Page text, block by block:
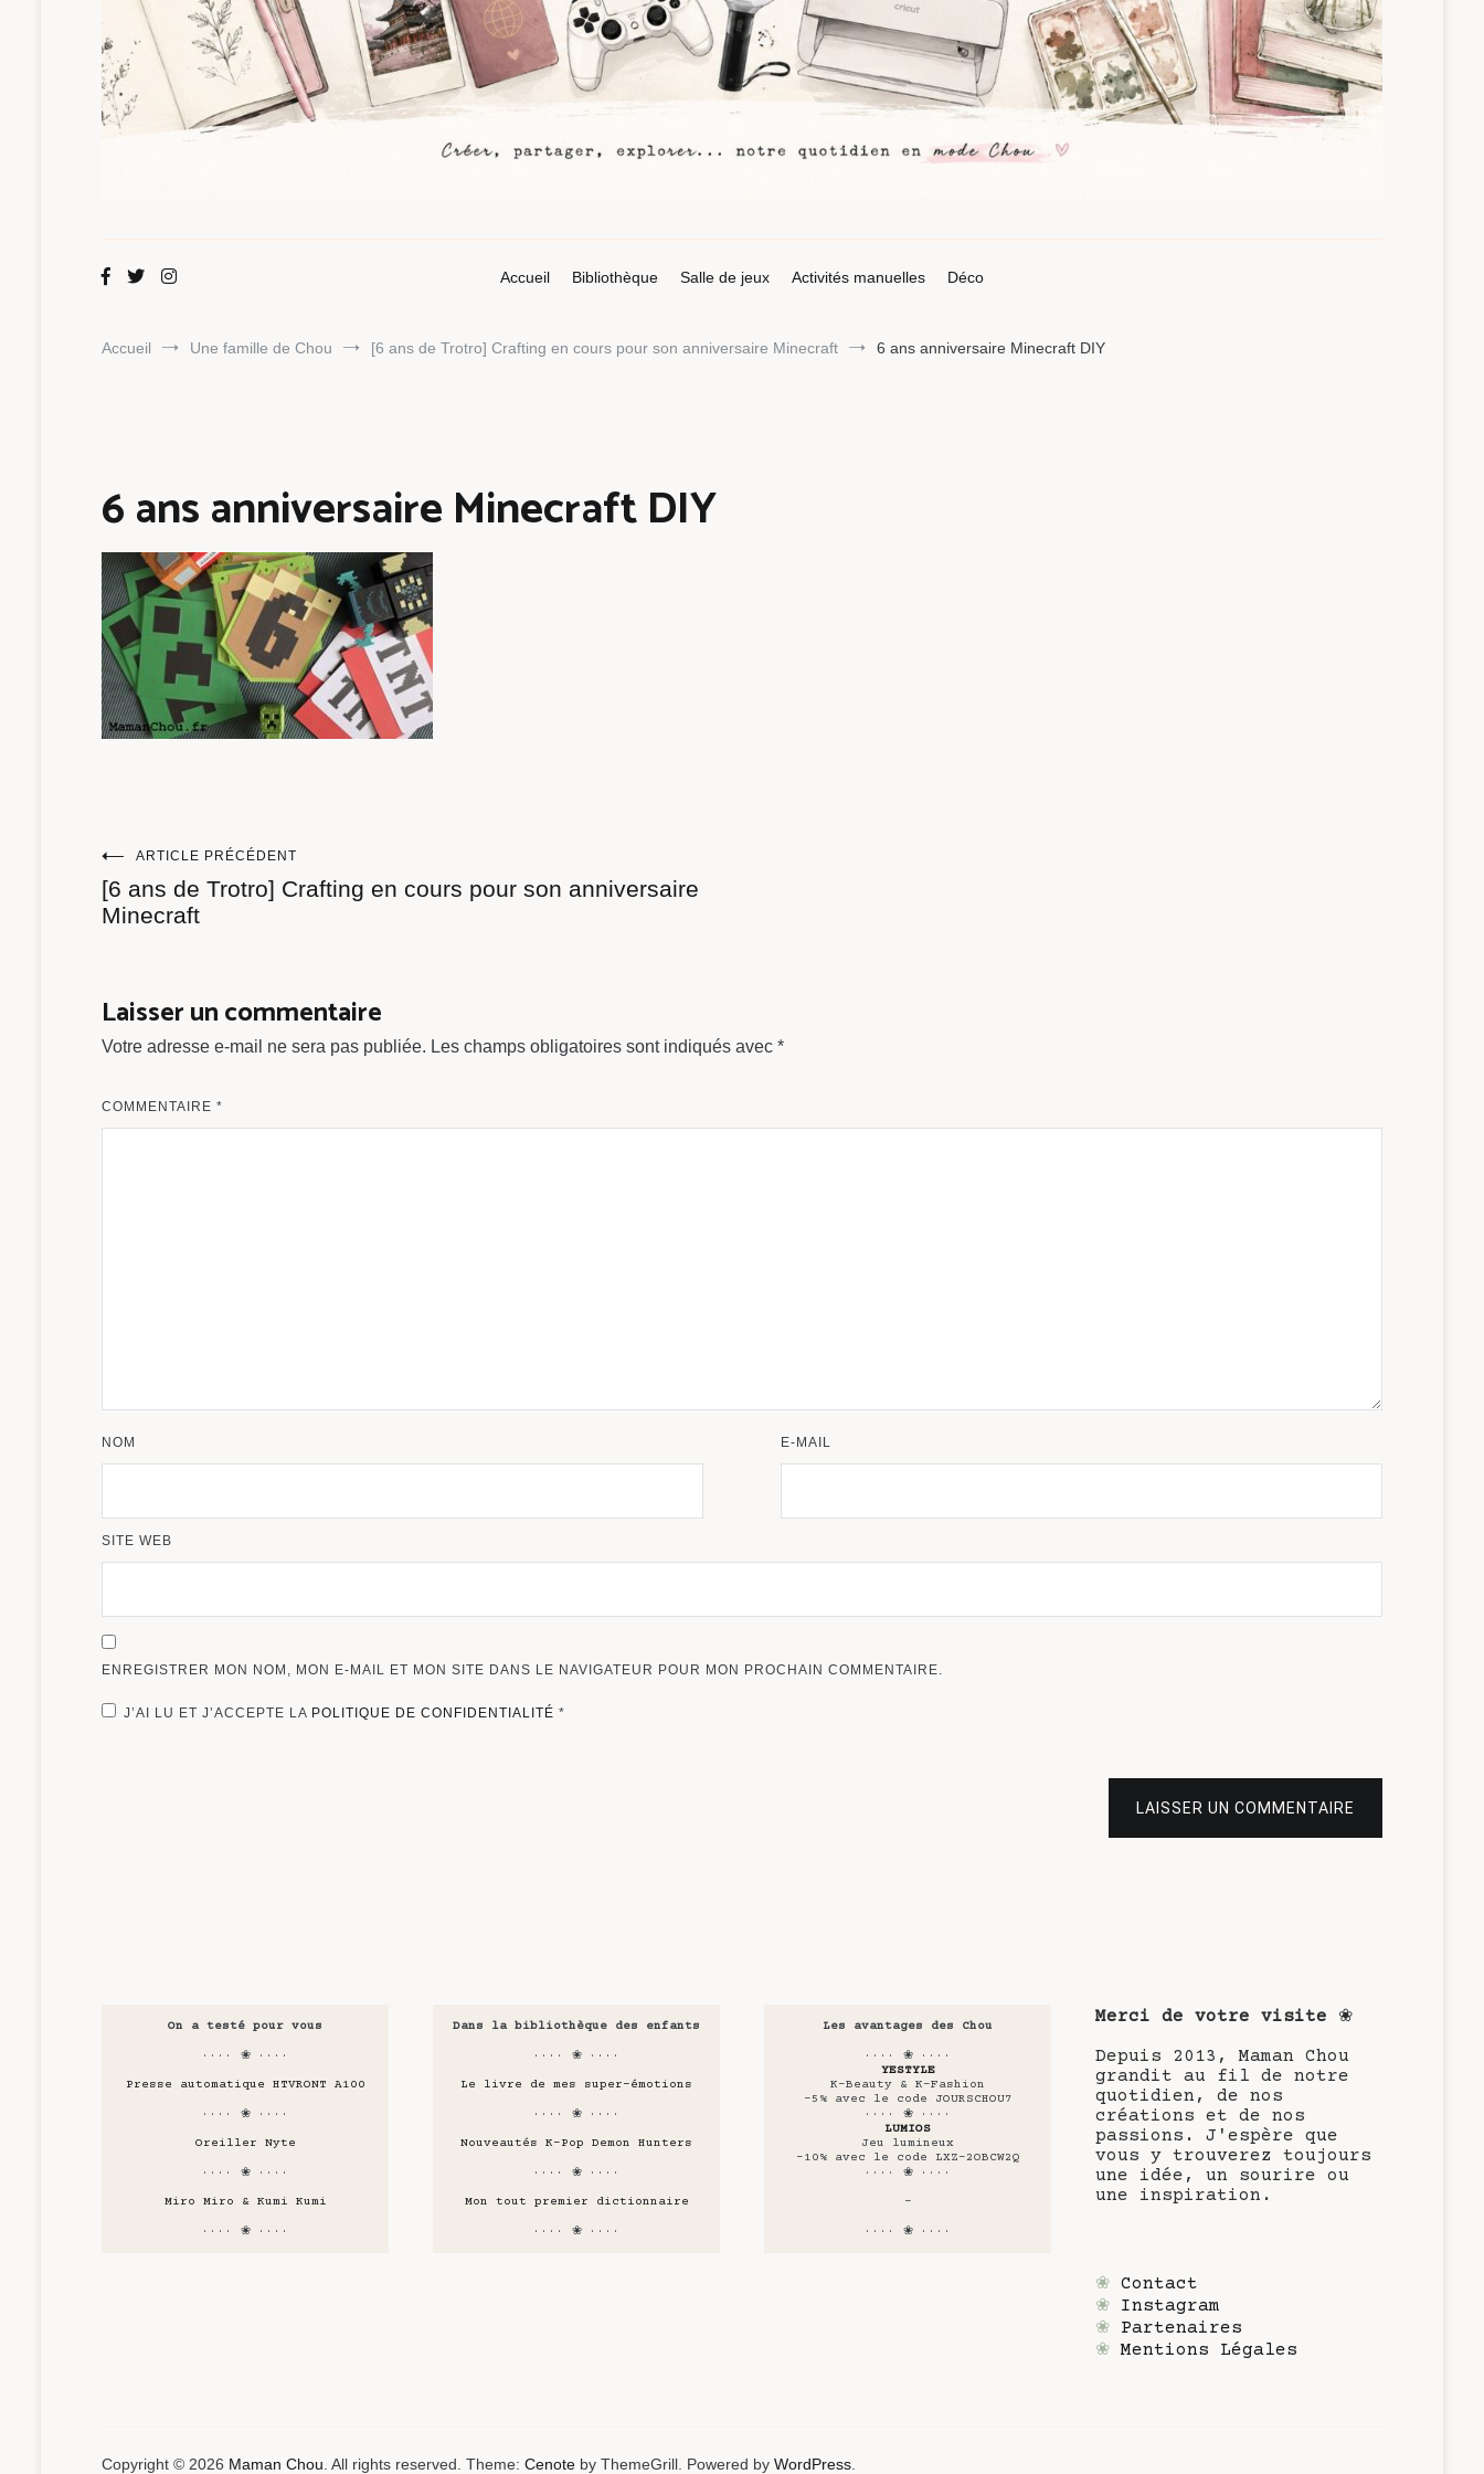
Maman Chou
Accueil
Bibliothèque Salle de jeux Activités manuelles Déco
Accueil Une famille de Chou [6 ans de Trotro] Crafting en cours pour son anniversaire Minecraft 6 ans anniversaire Minecraft DIY
6 ans anniversaire Minecraft DIY
Navigation
de
l’article
ARTICLE PRÉCÉDENT
[6 ans de Trotro] Crafting en cours pour son anniversaire
Minecraft
Laisser un commentaire
Votre adresse e-mail ne sera pas publiée. Les champs obligatoires sont indiqués avec *
COMMENTAIRE *
NOM E-MAIL
SITE WEB
ENREGISTRER MON NOM, MON E-MAIL ET MON SITE DANS LE NAVIGATEUR POUR MON PROCHAIN COMMENTAIRE.
J’AI LU ET J’ACCEPTE LA POLITIQUE DE CONFIDENTIALITÉ *
LAISSER UN COMMENTAIRE
On a testé pour vous
···· ❀ ····
Presse automatique HTVRONT A100
···· ❀ ····
Oreiller Nyte
···· ❀ ····
Miro Miro & Kumi Kumi
···· ❀ ····
Dans la bibliothèque des enfants
···· ❀ ····
Le livre de mes super-émotions
···· ❀ ····
Nouveautés K-Pop Demon Hunters
···· ❀ ····
Mon tout premier dictionnaire
···· ❀ ····
Les avantages des Chou
···· ❀ ····
YESTYLE
K-Beauty & K-Fashion
-5% avec le code JOURSCHOU7
···· ❀ ····
LUMIOS
Jeu lumineux
-10% avec le code LXZ-2OBCW2Q
···· ❀ ····
-
···· ❀ ····
Merci de votre visite ❀
Depuis 2013, Maman Chou
grandit au fil de notre
quotidien, de nos
créations et de nos
passions. J'espère que
vous y trouverez toujours
une idée, un sourire ou
une inspiration.
❀ Contact
❀ Instagram
❀ Partenaires
❀ Mentions Légales
Copyright © 2026 Maman Chou . All rights reserved. Theme: Cenote by ThemeGrill. Powered by WordPress